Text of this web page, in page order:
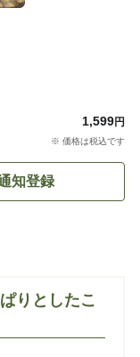
1,599円
※ 価格は税込です
知登録
りとしたこ